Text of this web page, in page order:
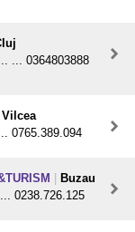
... 0364803888
Vilcea
0765.389.094
Buzau
0238.726.125